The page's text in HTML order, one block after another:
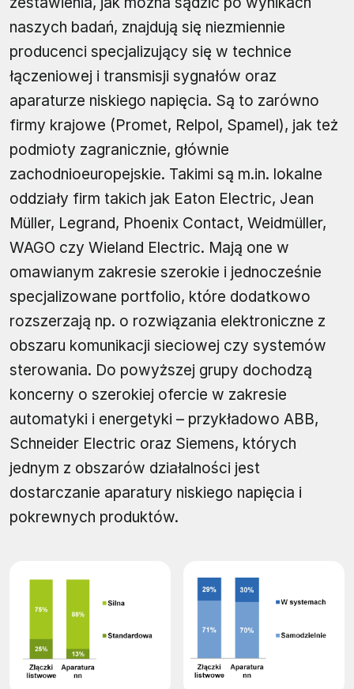
naszych badań, znajdują się niezmiennie
producenci specjalizujący się w technice
łączeniowej i transmisji sygnałów oraz
aparaturze niskiego napięcia. Są to zarówno
firmy krajowe (Promet, Relpol, Spamel), jak też
podmioty zagranicznie, głównie
zachodnioeuropejskie. Takimi są m.in. lokalne
oddziały firm takich jak Eaton Electric, Jean
Müller, Legrand, Phoenix Contact, Weidmüller,
WAGO czy Wieland Electric. Mają one w
omawianym zakresie szerokie i jednocześnie
specjalizowane portfolio, które dodatkowo
rozszerzają np. o rozwiązania elektroniczne z
obszaru komunikacji sieciowej czy systemów
sterowania. Do powyższej grupy dochodzą
koncerny o szerokiej ofercie w zakresie
automatyki i energetyki – przykładowo ABB,
Schneider Electric oraz Siemens, których
jednym z obszarów działalności jest
dostarczanie aparatury niskiego napięcia i
pokrewnych produktów.